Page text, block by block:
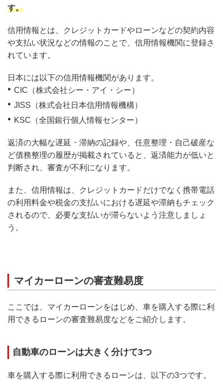
す。
信用情報とは、クレジットカードやローンなどの契約内容
や支払い状況などの情報のことで、信用情報機関に登録さ
れています。
日本には以下の信用情報機関があります。
CIC（株式会社シー・アイ・シー）
JISS（株式会社日本信用情報機構）
KSC（全国銀行個人情報センター）
返済の大幅な遅延・滞納の記録や、任意整理・自己破産な
ど債務整理の履歴が掲載されていると、返済能力が低いと
判断され、審査が不利になります。
また、信用情報は、クレジットカードだけでなく携帯電話
の利用料金や税金の支払いにおける遅延や滞納もチェック
されるので、必要な支払いが滞らないよう注意しましょ
う。
マイカーローンの審査難易度
ここでは、マイカーローンをはじめ、車を購入する際に利
用できるローンの審査難易度などをご紹介します。
自動車のローンは大きく分けて3つ
車を購入する際に利用できるローンは、以下の3つです。